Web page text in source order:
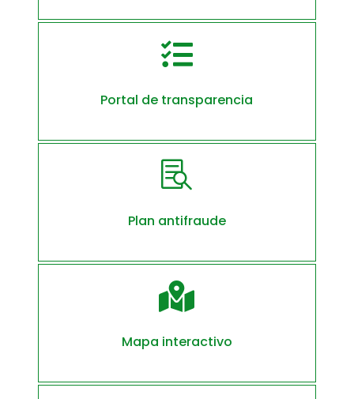

Portal de transparencia

Plan antifraude

Mapa interactivo